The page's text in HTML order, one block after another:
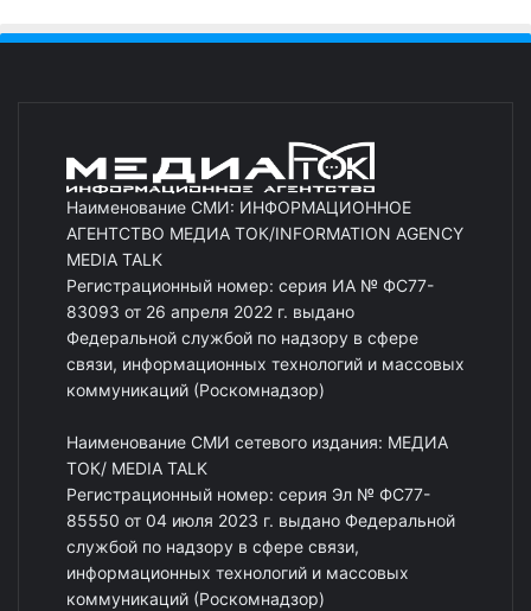
Наименование СМИ: ИНФОРМАЦИОННОЕ
АГЕНТСТВО МЕДИА ТОК/INFORMATION AGENCY
MEDIA TALK
Регистрационный номер: серия ИА № ФС77-
83093 от 26 апреля 2022 г. выдано
Федеральной службой по надзору в сфере
связи, информационных технологий и массовых
коммуникаций (Роскомнадзор)
Наименование СМИ сетевого издания: МЕДИА
ТОК/ MEDIA TALK
Регистрационный номер: серия Эл № ФС77-
85550 от 04 июля 2023 г. выдано Федеральной
службой по надзору в сфере связи,
информационных технологий и массовых
коммуникаций (Роскомнадзор)